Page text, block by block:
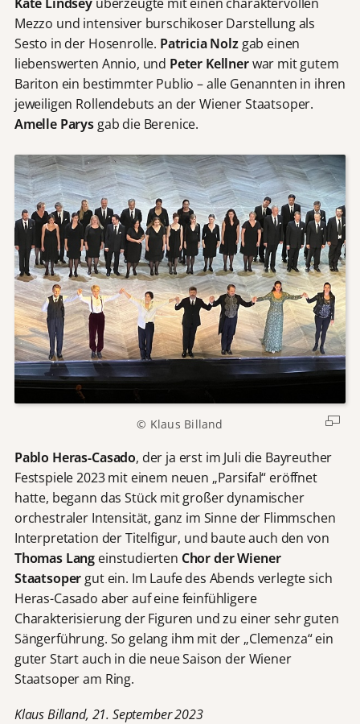
Mezzo und intensiver burschikoser Darstellung als
Sesto in der Hosenrolle. Patricia Nolzgab einen
liebenswerten Annio, und Peter Kellnerwar mit gutem
Bariton ein bestimmter Publio – alle Genannten in ihren
jeweiligen Rollendebuts an der Wiener Staatsoper.
Amelle Parys gab die Berenice.
© Klaus Billand
Pablo Heras-Casado, der ja erst im Juli die Bayreuther
Festspiele 2023 mit einem neuen „Parsifal“ eröffnet
hatte, begann das Stück mit großer dynamischer
orchestraler Intensität, ganz im Sinne der Flimmschen
Interpretation der Titelfigur, und baute auch den von
Thomas Lang einstudierten Chor der Wiener
Staatsoper gut ein. Im Laufe des Abends verlegte sich
Heras-Casado aber auf eine feinfühligere
Charakterisierung der Figuren und zu einer sehr guten
Sängerführung. So gelang ihm mit der „Clemenza“ ein
guter Start auch in die neue Saison der Wiener
Staatsoper am Ring.
Klaus Billand, 21. September 2023